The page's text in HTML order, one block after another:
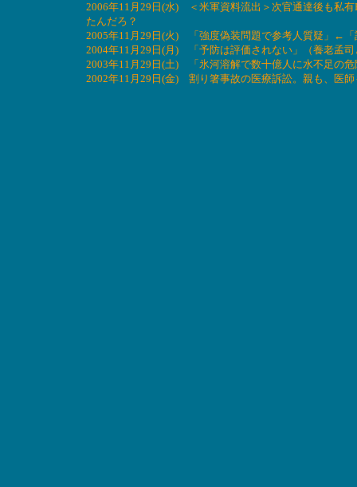
2006年11月29日(水) ＜米軍資料流出＞次官通達後も私
たんだろ？
2005年11月29日(火) 「強度偽装問題で参考人質疑」←「
2004年11月29日(月) 「予防は評価されない」（養老孟
2003年11月29日(土) 「氷河溶解で数十億人に水不足の
2002年11月29日(金) 割り箸事故の医療訴訟。親も、医師